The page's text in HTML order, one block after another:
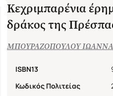
ερευνητές να ζουν μέσα στη
ή ιδεαλιστές, μελετούν είκοσι
το λύνουν. Ανεξήγητα
μυστηριώδεις επισκέπτες
θεωριών και τους
κατασκευή του ελιξήριου της
ερημώνουν, λαοί
Κεχριμπαρένια
δράκος της
ΜΠΟΥΡΑΖΟΠΟΥΛΟΥ ΙΩΑΝΝΑ
ISBN13
Κωδικός Πολιτείας